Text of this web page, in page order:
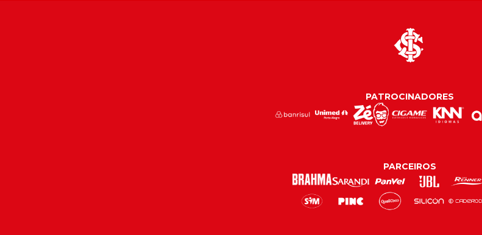
PATROCINADORES
PARCEIROS